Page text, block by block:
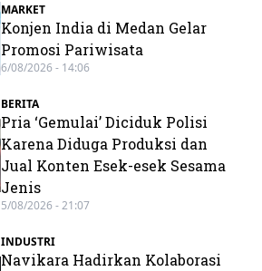
MARKET
Konjen India di Medan Gelar
Promosi Pariwisata
6/08/2026 - 14:06
BERITA
Pria ‘Gemulai’ Diciduk Polisi
Karena Diduga Produksi dan
Jual Konten Esek-esek Sesama
Jenis
5/08/2026 - 21:07
INDUSTRI
Navikara Hadirkan Kolaborasi